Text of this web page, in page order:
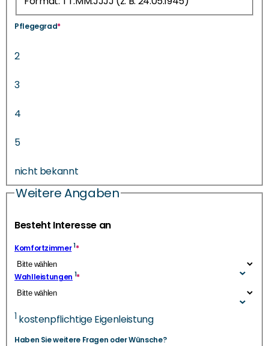
Pflegegrad*
2
3
4
5
nicht bekannt
Weitere Angaben
Besteht Interesse an
Komfortzimmer1*
Wahlleistungen 1*
1 kostenpflichtige Eigenleistung
Haben Sie weitere Fragen oder Wünsche?